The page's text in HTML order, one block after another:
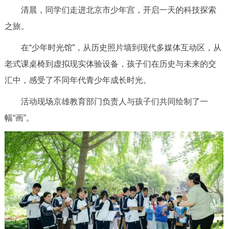
ESPAÑOL العربية PORTUGUÊS
回到顶部
清晨，同学们走进北京市少年宫，开启一天的科技探索
之旅。
在“少年时光馆”，从历史照片墙到现代多媒体互动区，从
老式课桌椅到虚拟现实体验设备，孩子们在历史与未来的交
汇中，感受了不同年代青少年成长时光。
活动现场京雄教育部门负责人与孩子们共同绘制了一
幅“画”。